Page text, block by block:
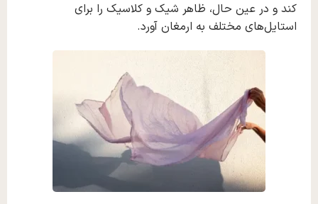
کند و در عین حال، ظاهر شیک و کلاسیک را برای
استایل‌های مختلف به ارمغان آورد.